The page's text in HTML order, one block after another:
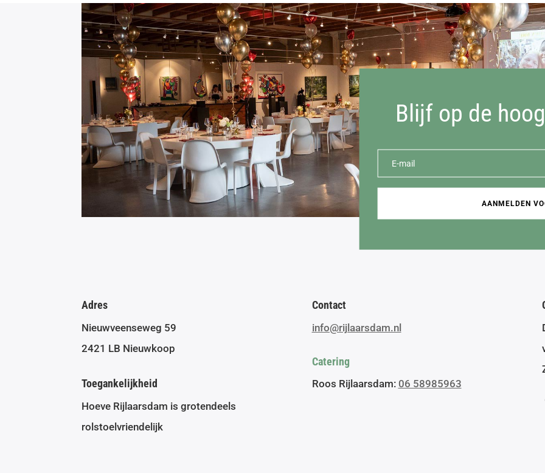
Blijf op de
AANMELDEN
Adres
Nieuwveenseweg 59
2421 LB Nieuwkoop
Toegankelijkheid
Hoeve Rijlaarsdam is grotendeels
rolstoelvriendelijk
Contact
info@rijlaarsdam.nl
Catering
Roos Rijlaarsdam: 06 58985963